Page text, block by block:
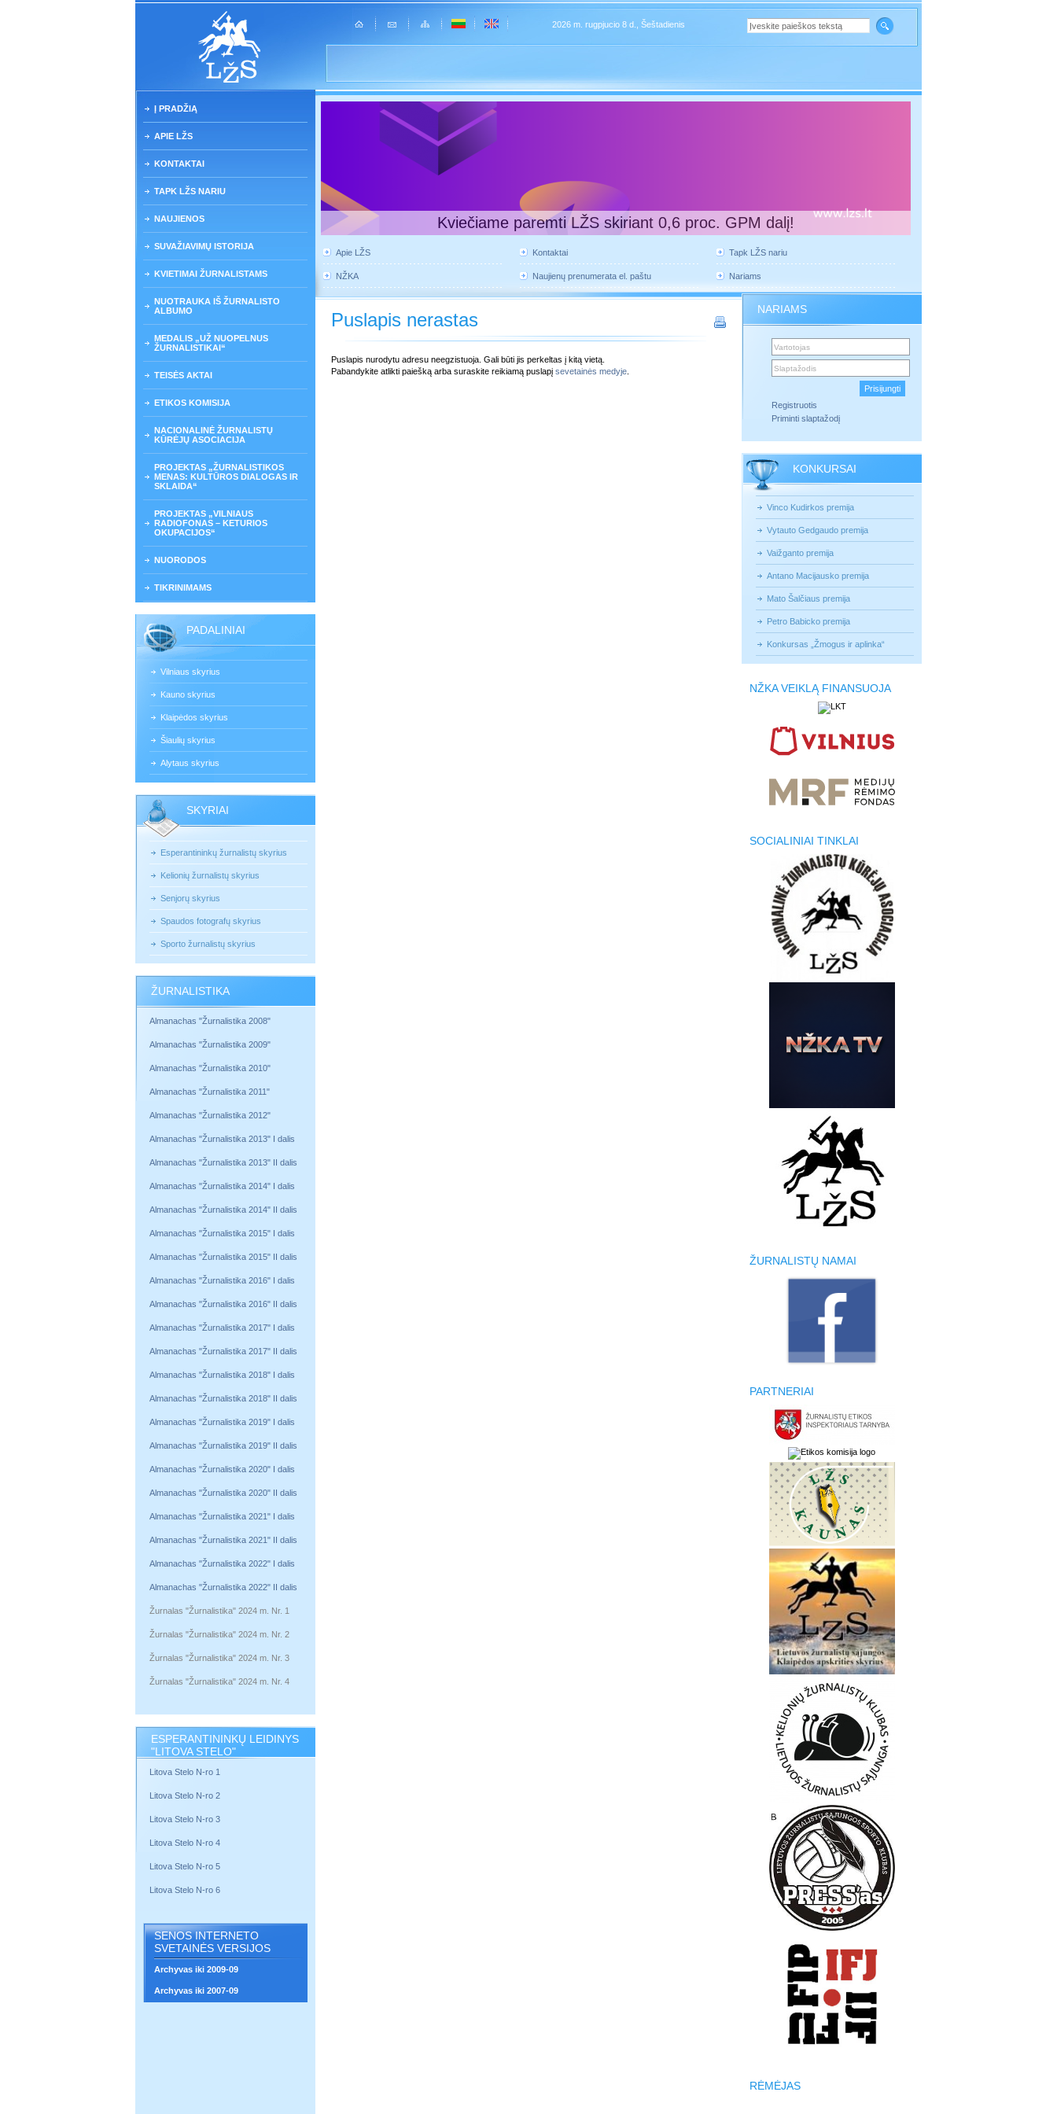
2026 m. rugpjucio 8 d., Šeštadienis
Į PRADŽIĄ
APIE LŽS
KONTAKTAI
TAPK LŽS NARIU
NAUJIENOS
SUVAŽIAVIMŲ ISTORIJA
KVIETIMAI ŽURNALISTAMS
NUOTRAUKA IŠ ŽURNALISTO
ALBUMO
MEDALIS „UŽ NUOPELNUS
ŽURNALISTIKAI“
TEISĖS AKTAI
ETIKOS KOMISIJA
NACIONALINĖ ŽURNALISTŲ
KŪRĖJŲ ASOCIACIJA
PROJEKTAS „ŽURNALISTIKOS
MENAS: KULTŪROS DIALOGAS IR
SKLAIDA“
PROJEKTAS „VILNIAUS
RADIOFONAS – KETURIOS
OKUPACIJOS“
NUORODOS
TIKRINIMAMS
PADALINIAI
Vilniaus skyrius
Kauno skyrius
Klaipėdos skyrius
Šiaulių skyrius
Alytaus skyrius
SKYRIAI
Esperantininkų žurnalistų skyrius
Kelionių žurnalistų skyrius
Senjorų skyrius
Spaudos fotografų skyrius
Sporto žurnalistų skyrius
ŽURNALISTIKA
Almanachas "Žurnalistika 2008"
Almanachas "Žurnalistika 2009"
Almanachas "Žurnalistika 2010"
Almanachas "Žurnalistika 2011"
Almanachas "Žurnalistika 2012"
Almanachas "Žurnalistika 2013" I dalis
Almanachas "Žurnalistika 2013" II dalis
Almanachas "Žurnalistika 2014" I dalis
Almanachas "Žurnalistika 2014" II dalis
Almanachas "Žurnalistika 2015" I dalis
Almanachas "Žurnalistika 2015" II dalis
Almanachas "Žurnalistika 2016" I dalis
Almanachas "Žurnalistika 2016" II dalis
Almanachas "Žurnalistika 2017" I dalis
Almanachas "Žurnalistika 2017" II dalis
Almanachas "Žurnalistika 2018" I dalis
Almanachas "Žurnalistika 2018" II dalis
Almanachas "Žurnalistika 2019" I dalis
Almanachas "Žurnalistika 2019" II dalis
Almanachas "Žurnalistika 2020" I dalis
Almanachas "Žurnalistika 2020" II dalis
Almanachas "Žurnalistika 2021" I dalis
Almanachas "Žurnalistika 2021" II dalis
Almanachas "Žurnalistika 2022" I dalis
Almanachas "Žurnalistika 2022" II dalis
Žurnalas "Žurnalistika" 2024 m. Nr. 1
Žurnalas "Žurnalistika" 2024 m. Nr. 2
Žurnalas "Žurnalistika" 2024 m. Nr. 3
Žurnalas "Žurnalistika" 2024 m. Nr. 4
ESPERANTININKŲ LEIDINYS
"LITOVA STELO"
Litova Stelo N-ro 1
Litova Stelo N-ro 2
Litova Stelo N-ro 3
Litova Stelo N-ro 4
Litova Stelo N-ro 5
Litova Stelo N-ro 6
SENOS INTERNETO
SVETAINĖS VERSIJOS
Archyvas iki 2009-09
Archyvas iki 2007-09
Kviečiame paremti LŽS skiriant 0,6 proc. GPM dalį!
Apie LŽS Kontaktai Tapk LŽS nariu
NŽKA Naujienų prenumerata el. paštu Nariams
Puslapis nerastas
Puslapis nurodytu adresu neegzistuoja. Gali būti jis perkeltas į kitą vietą.
Pabandykite atlikti paiešką arba suraskite reikiamą puslapį sevetainės medyje
NARIAMS
Registruotis
Priminti slaptažodį
KONKURSAI
Vinco Kudirkos premija
Vytauto Gedgaudo premija
Vaižganto premija
Antano Macijausko premija
Mato Šalčiaus premija
Petro Babicko premija
Konkursas „Žmogus ir aplinka“
NŽKA VEIKLĄ FINANSUOJA
SOCIALINIAI TINKLAI
ŽURNALISTŲ NAMAI
PARTNERIAI
RĖMĖJAS